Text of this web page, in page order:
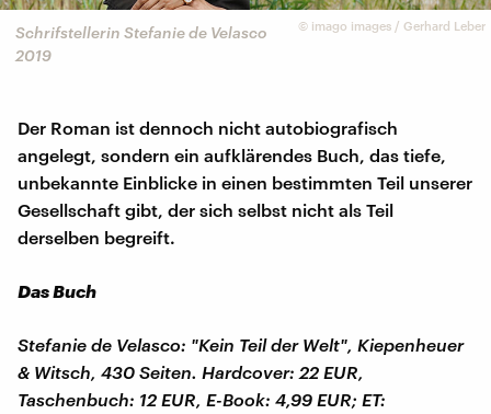
© imago images / Gerhard Leber
Schrifstellerin Stefanie de Velasco
2019
Der Roman ist dennoch nicht autobiografisch
angelegt, sondern ein aufklärendes Buch, das tiefe,
unbekannte Einblicke in einen bestimmten Teil unserer
Gesellschaft gibt, der sich selbst nicht als Teil
derselben begreift.
Das Buch
Stefanie de Velasco: "Kein Teil der Welt", Kiepenheuer
& Witsch, 430 Seiten. Hardcover: 22 EUR,
Taschenbuch: 12 EUR, E-Book: 4,99 EUR; ET: